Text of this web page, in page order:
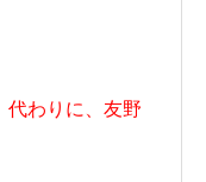
代わりに、友野